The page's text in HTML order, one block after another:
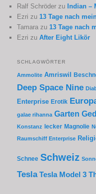
Ralf Schröder zuIndian –
Ezri zu 13 Tage nach
Tamara zu 13 Tage nach
Ezri zuAfter Eight Likör
SCHLAGWÖRTER
Ammolite Amriswil
Deep Space Nine
Enterprise Erotik
galae rihanna Garten
Konstanz lecker Magnolie
Raumschiff Enterprise
Schnee Schweiz
Tesla Tesla Model 3